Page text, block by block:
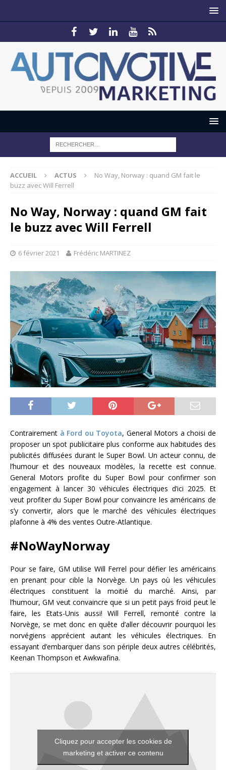
ACCUEIL ACTUS
No Way, Norway : quand GM fait le
buzz avec Will Ferrell
No Way, Norway : quand GM fait
le buzz avec Will Ferrell
6 février 2021 Frédéric MARTINEZ
Contrairement à Ford ou Toyota, General Motors a choisi de
proposer un spot publicitaire plus conforme aux habitudes des
publicités diffusées durant le Super Bowl. Un acteur connu, de
l’humour et des nouveaux modèles, la recette est connue.
General Motors profite du Super Bowl pour confirmer son
engagement à lancer 30 véhicules électriques d’ici 2025. Et
veut profiter du Super Bowl pour convaincre les américains de
s’y convertir, alors que le marché des véhicules électriques
plafonne à 4% des ventes Outre-Atlantique.
#NoWayNorway
Pour se faire, GM utilise Will Ferrel pour défier les américains
en prenant pour cible la Norvège. Un pays où les véhicules
électriques constituent la moitié du marché. Ainsi, par
l’humour, GM veut convaincre que si un petit pays froid peut le
faire, les Etats-Unis aussi! Will Ferrell, remonté contre la
Norvège, se met donc en quête d’aller découvrir pourquoi les
norvégiens apprécient autant les véhicules électriques. En
essayant d’embarquer dans son périple deux autres célébrités,
Keenan Thompson et Awkwafina.
Cliquez pour accepter les cookies de
marketing et activer ce contenu